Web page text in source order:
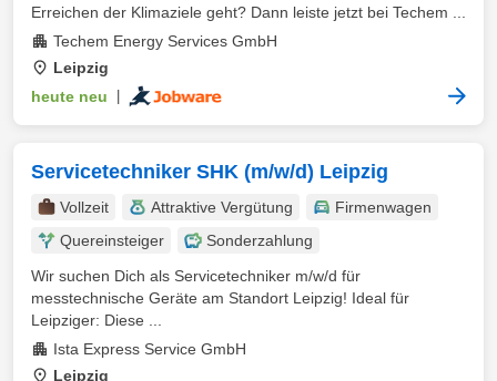
Erreichen der Klimaziele geht? Dann leiste jetzt bei Techem ...
Techem Energy Services GmbH
Leipzig
heute neu
Servicetechniker SHK (m/w/d) Leipzig
Vollzeit Attraktive Vergütung
Firmenwagen
Quereinsteiger
Sonderzahlung
Wir suchen Dich als Servicetechniker m/w/d für
messtechnische Geräte am Standort Leipzig! Ideal für
Leipziger: Diese ...
Ista Express Service GmbH
Leipzig